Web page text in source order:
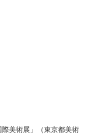
美術展」（東京都美術